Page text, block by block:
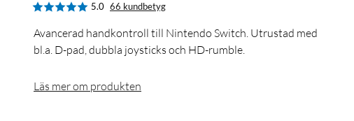
5.0 66 kundbetyg
Avancerad handkontroll till Nintendo Switch. Utrustad med
bl.a. D-pad, dubbla joysticks och HD-rumble.
Läs mer om produkten